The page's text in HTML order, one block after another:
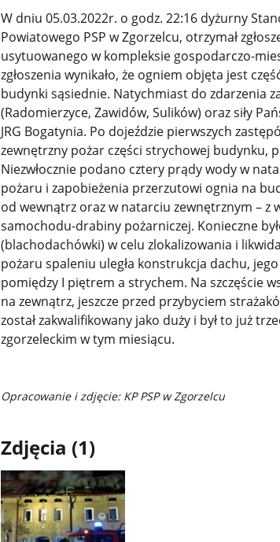
W dniu 05.03.2022r. o godz. 22:16 dyżurny
Powiatowego PSP w Zgorzelcu, otrzymał
usytuowanego w kompleksie gospodarczo-
zgłoszenia wynikało, że ogniem objęta jest
budynki sąsiednie. Natychmiast do zdarzenia
(Radomierzyce, Zawidów, Sulików) oraz siły
JRG Bogatynia. Po dojeździe pierwszych
zewnętrzny pożar części strychowej budynku,
Niezwłocznie podano cztery prądy wody w
pożaru i zapobieżenia przerzutowi ognia na
od wewnątrz oraz w natarciu zewnętrznym –
samochodu-drabiny pożarniczej. Konieczne
(blachodachówki) w celu zlokalizowania i
pożaru spaleniu uległa konstrukcja dachu,
pomiędzy I piętrem a strychem. Na szczęście
na zewnątrz, jeszcze przed przybyciem
został zakwalifikowany jako duży i był to już
zgorzeleckim w tym miesiącu.
Opracowanie i zdjęcie: KP PSP w Zgorzelcu
Zdjęcia (1)